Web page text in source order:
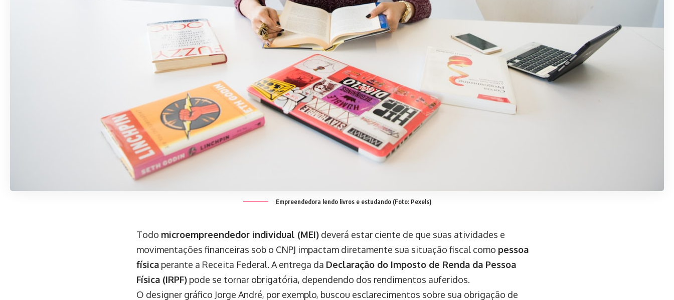
Empreendedora lendo livros e estudando (Foto: Pexels)
Todo microempreendedor individual (MEI) deverá estar ciente de que suas atividades e
movimentações financeiras sob o CNPJ impactam diretamente sua situação fiscal como pessoa
física perante a Receita Federal. A entrega da Declaração do Imposto de Renda da Pessoa
Física (IRPF) pode se tornar obrigatória, dependendo dos rendimentos auferidos.
O designer gráfico Jorge André, por exemplo, buscou esclarecimentos sobre sua obrigação de